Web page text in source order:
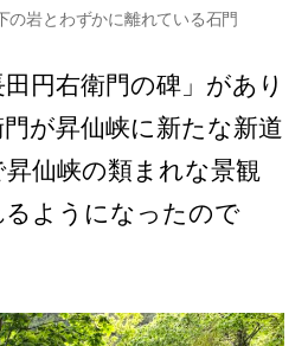
の岩とわずかに離れている石門
円右衛門の碑」があり
が昇仙峡に新たな新道
仙峡の類まれな景観
ようになったので